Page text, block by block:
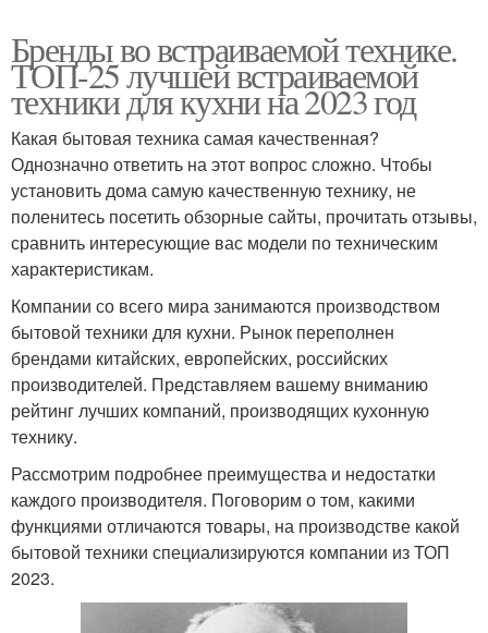
Бренды во встраиваемой технике.
ТОП-25 лучшей встраиваемой
техники для кухни на 2023 год
Какая бытовая техника самая качественная?
Однозначно ответить на этот вопрос сложно. Чтобы
установить дома самую качественную технику, не
поленитесь посетить обзорные сайты, прочитать отзывы,
сравнить интересующие вас модели по техническим
характеристикам.
Компании со всего мира занимаются производством
бытовой техники для кухни. Рынок переполнен
брендами китайских, европейских, российских
производителей. Представляем вашему вниманию
рейтинг лучших компаний, производящих кухонную
технику.
Рассмотрим подробнее преимущества и недостатки
каждого производителя. Поговорим о том, какими
функциями отличаются товары, на производстве какой
бытовой техники специализируются компании из ТОП
2023.